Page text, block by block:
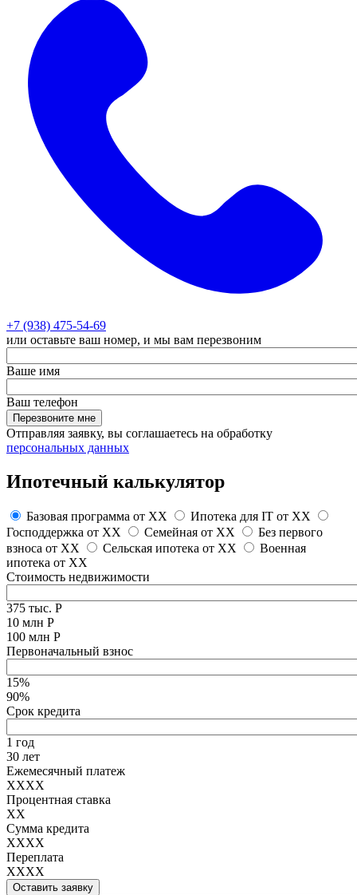
+7 (938) 475-54-69
или оставьте ваш номер, и мы вам перезвоним
Ваше имя
Ваш телефон
Перезвоните мне
Отправляя заявку, вы соглашаетесь на обработку
персональных данных
Ипотечный калькулятор
Базовая программа от XX Ипотека для IT от XX
Господдержка от XX Семейная от XX
Без первого
взноса от XX Сельская ипотека от XX
Военная
ипотека от XX
Стоимость недвижимости
375 тыс. Р
10 млн Р
100 млн Р
Первоначальный взнос
15%
90%
Срок кредита
1 год
30 лет
Ежемесячный платеж
XXXX
Процентная ставка
XX
Сумма кредита
XXXX
Переплата
XXXX
Оставить заявку